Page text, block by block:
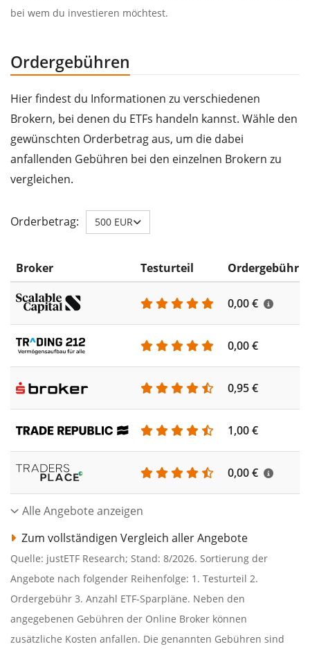
bei wem du investieren möchtest.
Ordergebühren
Hier findest du Informationen zu verschiedenen
Brokern, bei denen du ETFs handeln kannst. Wähle den
gewünschten Orderbetrag aus, um die dabei
anfallenden Gebühren bei den einzelnen Brokern zu
vergleichen.
Orderbetrag: 500 EUR
Broker Testurteil Ordergebühr
0,00 €
0,00 €
0,95 €
1,00 €
0,00 €
Alle Angebote anzeigen
Zum vollständigen Vergleich aller Angebote
Quelle: justETF Research; Stand: 8/2026. Sortierung der
Angebote nach folgender Reihenfolge: 1. Testurteil 2.
Ordergebühr 3. Anzahl ETF-Sparpläne. Neben den
angegebenen Gebühren der Online Broker können
zusätzliche Kosten anfallen. Die genannten Gebühren sind